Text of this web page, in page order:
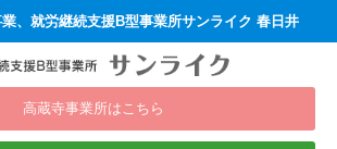
、就労継続支援B型事業所サンライク 春日井
高蔵寺事業所はこちら